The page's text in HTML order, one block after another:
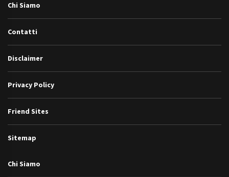
Chi Siamo
Contatti
Disclaimer
Privacy Policy
Friend Sites
Sitemap
Chi Siamo